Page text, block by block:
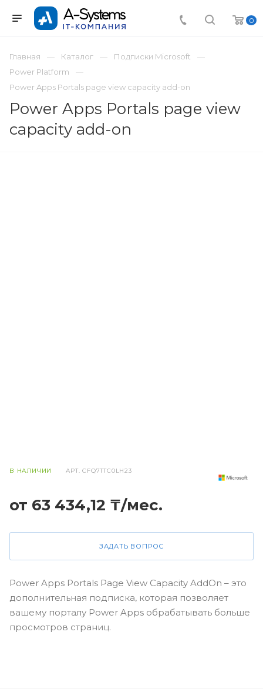
0
Главная Каталог
Подписки Microsoft
Power Platform
Power Apps Portals page view capacity add-on
Power Apps Portals page view
capacity add-on
В НАЛИЧИИ АРТ.CFQ7TTC0LH23
от 63 434,12 ₸/мес.
ЗАДАТЬ ВОПРОС
Power Apps Portals Page View Capacity AddOn – это
дополнительная подписка, которая позволяет
вашему порталу Power Apps обрабатывать больше
просмотров страниц.